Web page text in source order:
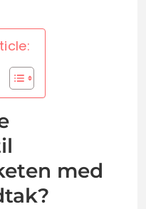
med